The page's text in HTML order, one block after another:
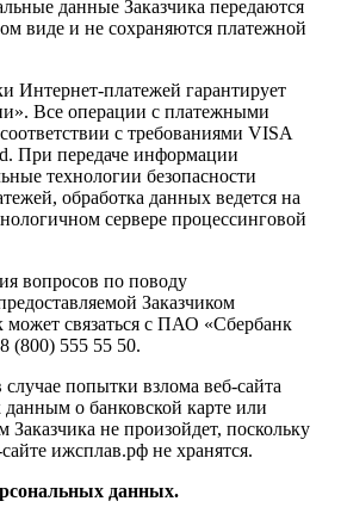
данные Заказчика передаются
виде и не сохраняются платежной
Интернет-платежей гарантирует
Все операции с платежными
с требованиями VISA
При передаче информации
технологии безопасности
обработка данных ведется на
сервере процессинговой
вопросов по поводу
Заказчиком
может связаться с ПАО «Сбербанк
(800) 555 55 50.
попытки взлома веб-сайта
о банковской карте или
не произойдет, поскольку
ижсплав.рф не хранятся.
данных.